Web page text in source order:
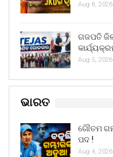
Aug 6, 2026
ଗଜପତି
Aug 5, 2026
ଭାରତ
ଗୌତମ
ପଦ !
Aug 4, 2026